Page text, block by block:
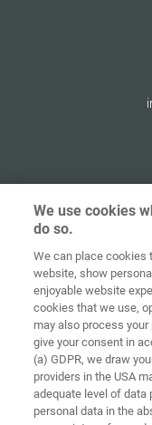
Home
Allmänna
We use cookies
do so.
We can place cookies
website, show
enjoyable website
cookies that we use,
may also process your
give your consent in
(a) GDPR, we draw
providers in the USA
adequate level of
personal data in the